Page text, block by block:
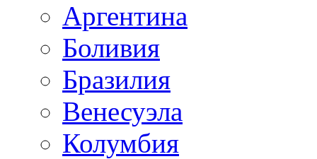
Аргентина
Боливия
Бразилия
Венесуэла
Колумбия